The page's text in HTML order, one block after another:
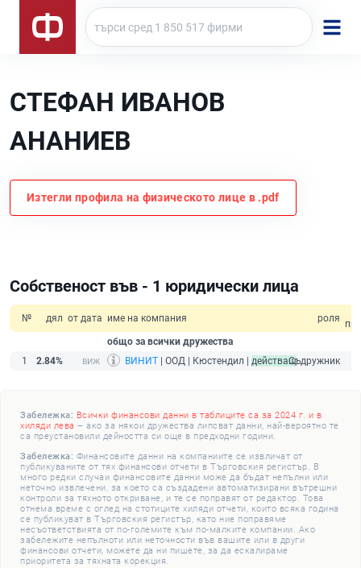
СТЕФАН ИВАНОВ
АНАНИЕВ
Изтегли профила на физическото лице в .pdf
Собственост във - 1 юридически лица
№ дял от дата име на компания роля
общо за всички дружества
1
2.84% ВИНИТ | ООД | Кюстендил | действащСъдружник
Забележка: Всички финансови данни в таблиците са за 2024 г. и в
хиляди лева – ако за някои дружества липсват данни, най-вероятно те
са преустановили дейността си още в предходни години.
Забележка: Финансовите данни на компаниите се извличат от
публикуваните от тях финансови отчети в Търговския регистър. В
много редки случаи финансовите данни може да бъдат непълни или
неточно извлечени, за което са създадени автоматизирани вътрешни
контроли за тяхното откриване, и те се поправят от редактор. Това
отнема време с оглед на стотиците хиляди отчети, които всяка година
се публикуват в Търговския регистър, като ние поправяме
несъответствията от по-големите към по-малките компании. Ако
забележите непълноти или неточности във вашите или в други
финансови отчети, можете да ни пишете, за да ескалираме
приоритета за тяхната корекция.